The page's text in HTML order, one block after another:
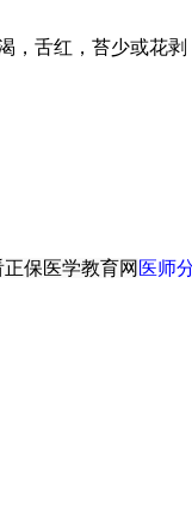
舌红，苔少或花剥
保医学教育网 医师